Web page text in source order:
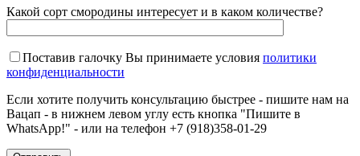
Какой сорт смородины интересует и в каком количестве?
Поставив галочку Вы принимаете условия политики
конфиденциальности
Если хотите получить консультацию быстрее - пишите нам на
Вацап - в нижнем левом углу есть кнопка "Пишите в
WhatsApp!" - или на телефон +7 (918)358-01-29